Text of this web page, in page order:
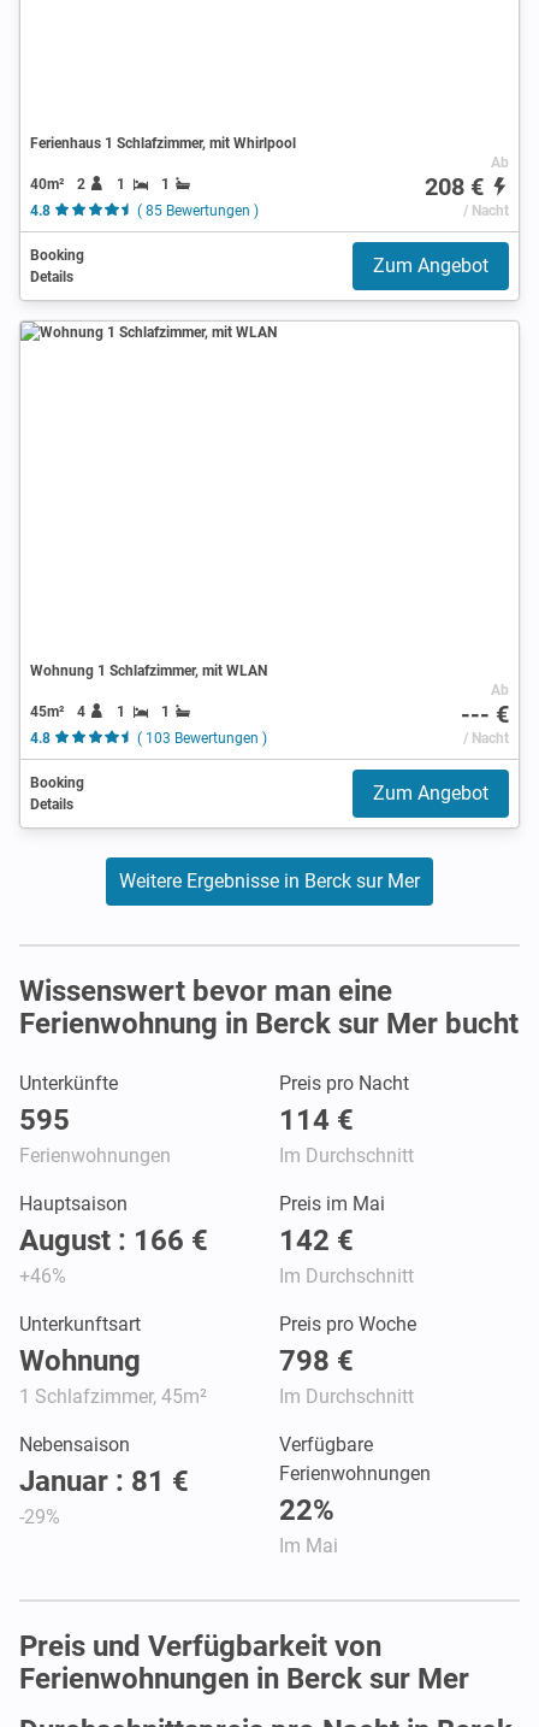
Ferienhaus 1 Schlafzimmer, mit Whirlpool
40m² 2 1
1
4.8
( 85 Bewertungen )
Ab
208 €
/ Nacht
Booking
Details
Zum Angebot
Wohnung 1 Schlafzimmer, mit WLAN
45m² 4 1
1
4.8
( 103 Bewertungen )
Ab
--- €
/ Nacht
Booking
Details
Zum Angebot
Weitere Ergebnisse in Berck sur Mer
Wissenswert bevor man eine
Ferienwohnung in Berck sur Mer bucht
Unterkünfte
595
Ferienwohnungen
Preis pro Nacht
114 €
Im Durchschnitt
Hauptsaison
August : 166 €
+46%
Preis im Mai
142 €
Im Durchschnitt
Unterkunftsart
Wohnung
1 Schlafzimmer, 45m²
Preis pro Woche
798 €
Im Durchschnitt
Nebensaison
Januar : 81 €
-29%
Verfügbare
Ferienwohnungen
22%
Im Mai
Preis und Verfügbarkeit von
Ferienwohnungen in Berck sur Mer